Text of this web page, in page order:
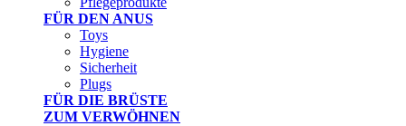
FÜR DEN ANUS
Toys
Hygiene
Sicherheit
Plugs
FÜR DIE BRÜSTE
ZUM VERWÖHNEN